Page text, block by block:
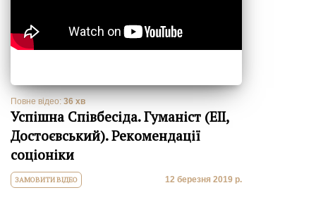
Повне відео: 36 хв
Успішна Співбесіда. Гуманіст (ЕІІ,
Достоєвський). Рекомендації
соціоніки
ЗАМОВИТИ ВІДЕО 12 березня 2019 р.